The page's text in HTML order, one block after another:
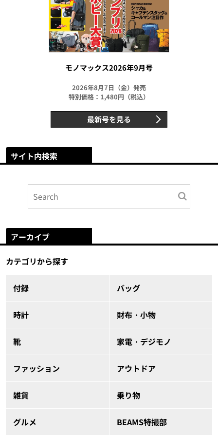
モノマックス2026年9月号
2026年8月7日（金）発売
特別価格：1,480円（税込）
最新号を見る
サイト内検索
アーカイブ
カテゴリから探す
付録 バッグ
時計 財布・小物
靴 家電・デジモノ
ファッション アウトドア
雑貨 乗り物
グルメ BEAMS特撮部